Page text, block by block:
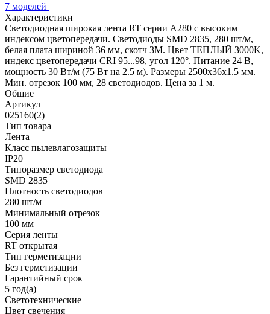
7 моделей
Характеристики
Светодиодная широкая лента RT серии A280 с высоким
индексом цветопередачи. Светодиоды SMD 2835, 280 шт/м,
белая плата шириной 36 мм, скотч 3М. Цвет ТЕПЛЫЙ 3000K,
индекс цветопередачи CRI 95...98, угол 120°. Питание 24 В,
мощность 30 Вт/м (75 Вт на 2.5 м). Размеры 2500х36х1.5 мм.
Мин. отрезок 100 мм, 28 светодиодов. Цена за 1 м.
Общие
Артикул
025160(2)
Тип товара
Лента
Класс пылевлагозащиты
IP20
Типоразмер светодиода
SMD 2835
Плотность светодиодов
280 шт/м
Минимальный отрезок
100 мм
Серия ленты
RT открытая
Тип герметизации
Без герметизации
Гарантийный срок
5 год(а)
Светотехнические
Цвет свечения